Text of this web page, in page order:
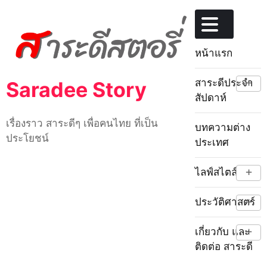
content
Saradee Story
เรื่องราว สาระดีๆ เพื่อคนไทย ที่เป็น
ประโยชน์
หน้าแรก
สาระดีประจำ
สัปดาห์
+
บทความต่าง
ประเทศ
ไลฟ์สไตล์ +
ประวัติศาสตร์
+
เกี่ยวกับ และ
ติดต่อ สาระดี
+